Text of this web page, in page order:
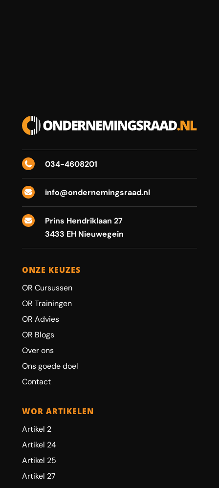
 034-4608201
 info@ondernemingsraad.nl

Prins Hendriklaan 27
3433 EH Nieuwegein
ONZE KEUZES
OR Cursussen
OR Trainingen
OR Advies
OR Blogs
Over ons
Ons goede doel
Contact
WOR ARTIKELEN
Artikel 2
Artikel 24
Artikel 25
Artikel 27